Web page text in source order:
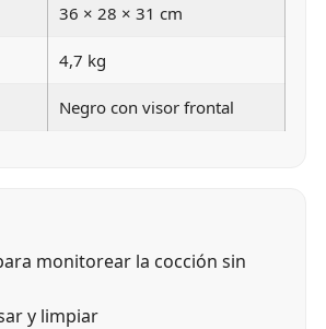
36 × 28 × 31 cm
4,7 kg
Negro con visor frontal
monitorear la cocción sin
y limpiar